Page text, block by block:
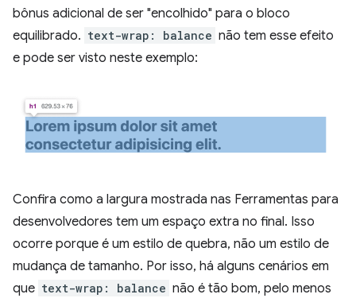
bônus adicional de ser "encolhido" para o bloco
equilibrado. text-wrap: balance não tem esse efeito
e pode ser visto neste exemplo:
Confira como a largura mostrada nas Ferramentas para
desenvolvedores tem um espaço extra no final. Isso
ocorre porque é um estilo de quebra, não um estilo de
mudança de tamanho. Por isso, há alguns cenários em
que text-wrap: balance não é tão bom, pelo menos